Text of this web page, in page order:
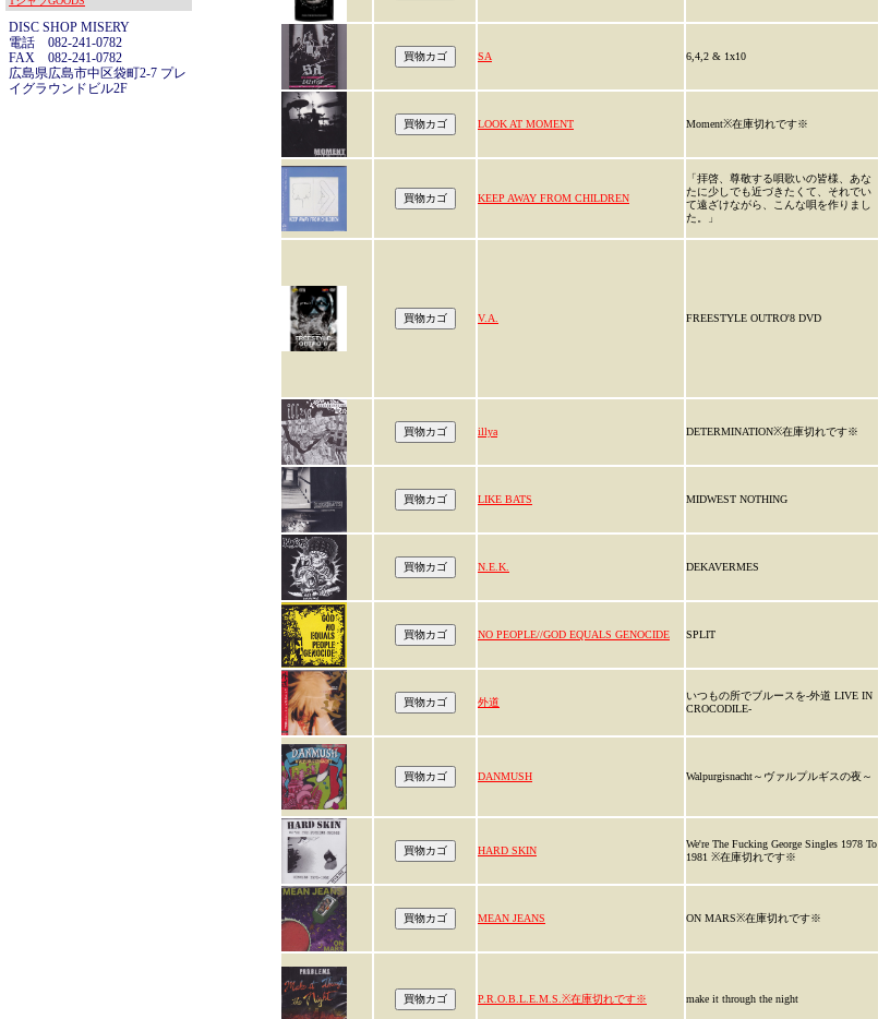
DISC SHOP MISERY
電話 082-241-0782
FAX 082-241-0782
広島県広島市中区袋町2-7 プレ
イグラウンドビル2F
SA 6,4,2 & 1x10
LOOK AT MOMENT Moment※在庫切れです※
KEEP AWAY FROM CHILDREN
「拝啓、尊敬する唄歌いの皆様、あな
たに少しでも近づきたくて、それでい
て遠ざけながら、こんな唄を作りまし
た。」
V.A. FREESTYLE OUTRO'8 DVD
illya DETERMINATION※在庫切れです※
LIKE BATS MIDWEST NOTHING
N.E.K. DEKAVERMES
NO PEOPLE//GOD EQUALS GENOCIDE SPLIT
外道
いつもの所でブルースを-外道 LIVE IN
CROCODILE-
DANMUSH Walpurgisnacht～ヴァルプルギスの夜～
HARD SKIN
We're The Fucking George Singles 1978 To
1981 ※在庫切れです※
MEAN JEANS ON MARS※在庫切れです※
P.R.O.B.L.E.M.S.※在庫切れです※ make it through the night